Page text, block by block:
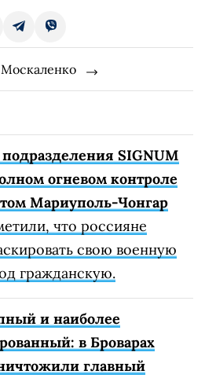
SIGNUM
огневом контроле
Мариуполь-Чонгар
что россияне
свою военную
гражданскую.
и наиболее
в Броварах
главный